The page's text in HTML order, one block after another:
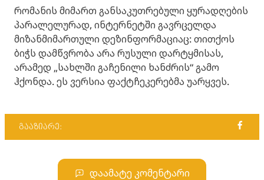
რომანის მიმართ განსაკუთრებული ყურადღების
პარალელურად, ინტერნეტში გავრცელდა
მიზანმიმართული დეზინფორმაციაც: თითქოს
ბიჭს დამწვრობა არა რუსული დარტყმისას,
არამედ „სახლში გაჩენილი ხანძრის“ გამო
ჰქონდა. ეს ვერსია ფაქტჩეკერებმა უარყვეს.
გააზიარე:
დაამატე კომენტარი